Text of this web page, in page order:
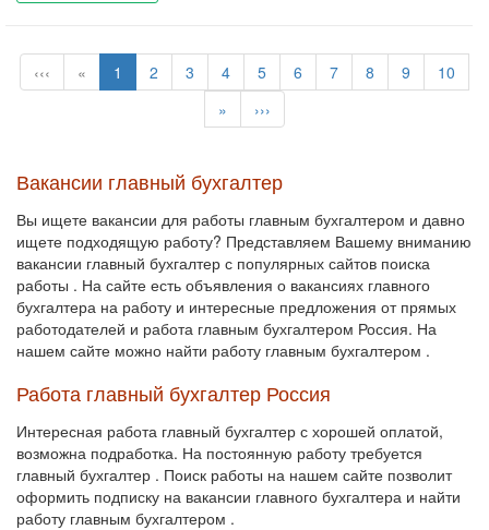
‹‹‹ « 1 2 3 4 5 6 7 8 9
10
»
›››
Вакансии главный бухгалтер
Вы ищете вакансии для работы главным бухгалтером и давно
ищете подходящую работу? Представляем Вашему вниманию
вакансии главный бухгалтер с популярных сайтов поиска
работы . На сайте есть объявления о вакансиях главного
бухгалтера на работу и интересные предложения от прямых
работодателей и работа главным бухгалтером Россия. На
нашем сайте можно найти работу главным бухгалтером .
Работа главный бухгалтер Россия
Интересная работа главный бухгалтер с хорошей оплатой,
возможна подработка. На постоянную работу требуется
главный бухгалтер . Поиск работы на нашем сайте позволит
оформить подписку на вакансии главного бухгалтера и найти
работу главным бухгалтером .